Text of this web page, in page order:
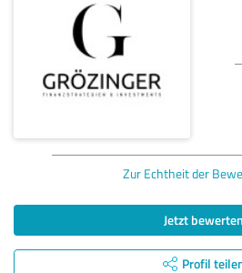
Zur Echtheit der
Jetzt bewerten
Profil